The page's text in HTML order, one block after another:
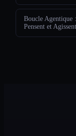
Boucle Agentique
Pensent et Agissent